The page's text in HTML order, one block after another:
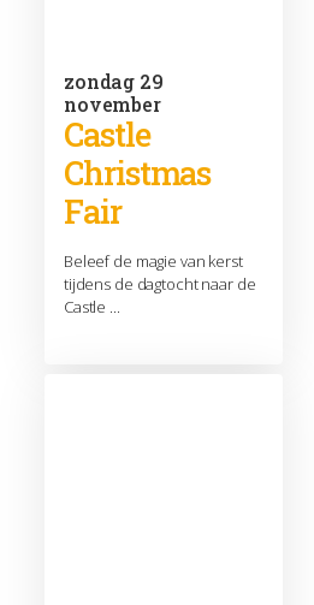
zondag 29
november
Castle
Christmas
Fair
Beleef de magie van kerst
tijdens de dagtocht naar de
Castle ...